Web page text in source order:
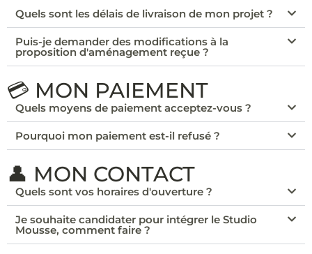
Quels sont les délais de livraison de mon projet ?
Puis-je demander des modifications à la
proposition d'aménagement reçue ?
💳 MON PAIEMENT
Quels moyens de paiement acceptez-vous ?
Pourquoi mon paiement est-il refusé ?
👤 MON CONTACT
Quels sont vos horaires d'ouverture ?
Je souhaite candidater pour intégrer le Studio
Mousse, comment faire ?